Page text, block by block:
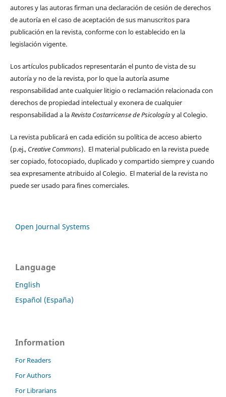
autores y las autoras firman una declaración de cesión de derechos
de autoría en el caso de aceptación de sus manuscritos para
publicación en la revista, conforme con lo establecido en la
legislación vigente.
Los artículos publicados representarán el punto de vista de su
autoría y no de la revista, por lo que la autoría asume
responsabilidad ante cualquier litigio o reclamación relacionada con
derechos de propiedad intelectual y exonera de cualquier
responsabilidad a laRevista Costarricense de Psicologíay al Colegio.
La revista publicará en cada edición su política de acceso abierto
(p.ej., Creative Commons). El material publicado en la revista puede
ser copiado, fotocopiado, duplicado y compartido siempre y cuando
sea expresamente atribuido al Colegio. El material de la revista no
puede ser usado para fines comerciales.
Open Journal Systems
Language
English
Español (España)
Information
For Readers
For Authors
For Librarians